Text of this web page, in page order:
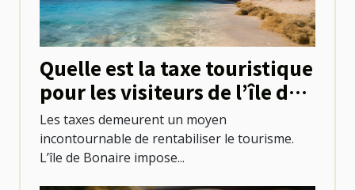
Quelle est la taxe touristique
pour les visiteurs de l’île de
Bonaire ?
Les taxes demeurent un moyen
incontournable de rentabiliser le tourisme.
L’île de Bonaire impose...